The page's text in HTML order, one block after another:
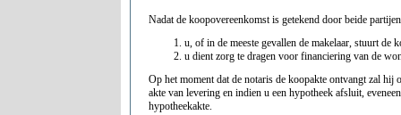
Nadat de koopovereenkomst is getekend door beide
u, of in de meeste gevallen de makelaar, stuurt de
u dient zorg te dragen voor financiering van de
Op het moment dat de notaris de koopakte ontvangt zal hij
akte van levering en indien u een hypotheek afsluit,
hypotheekakte.